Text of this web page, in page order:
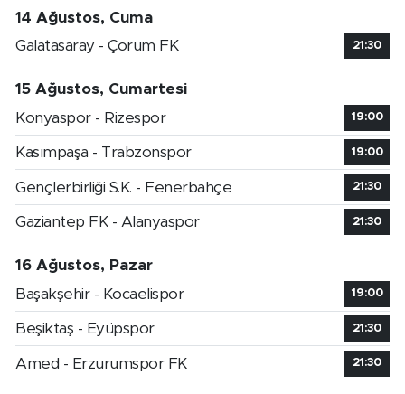
14 Ağustos, Cuma
Galatasaray - Çorum FK
21:30
15 Ağustos, Cumartesi
Konyaspor - Rizespor
19:00
Kasımpaşa - Trabzonspor 19:00
Gençlerbirliği S.K. - Fenerbahçe 21:30
Gaziantep FK - Alanyaspor 21:30
16 Ağustos, Pazar
Başakşehir - Kocaelispor
19:00
Beşiktaş - Eyüpspor 21:30
Amed - Erzurumspor FK 21:30